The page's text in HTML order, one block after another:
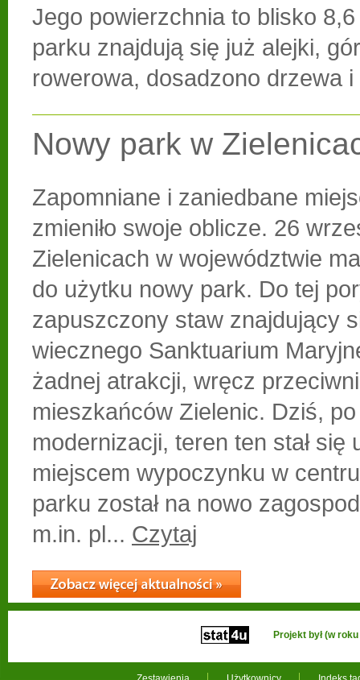
Jego powierzchnia to blisko
parku znajdują się już alejki,
rowerowa, dosadzono drzewa
Nowy park w
Zapomniane i zaniedbane
zmieniło swoje oblicze. 26
Zielenicach w województwie
do użytku nowy park. Do tej
zapuszczony staw znajdujący
wiecznego Sanktuarium
żadnej atrakcji, wręcz
mieszkańców Zielenic. Dziś,
modernizacji, teren ten stał się
miejscem wypoczynku w
parku został na nowo
m.in. pl... Czytaj
Projekt był (w